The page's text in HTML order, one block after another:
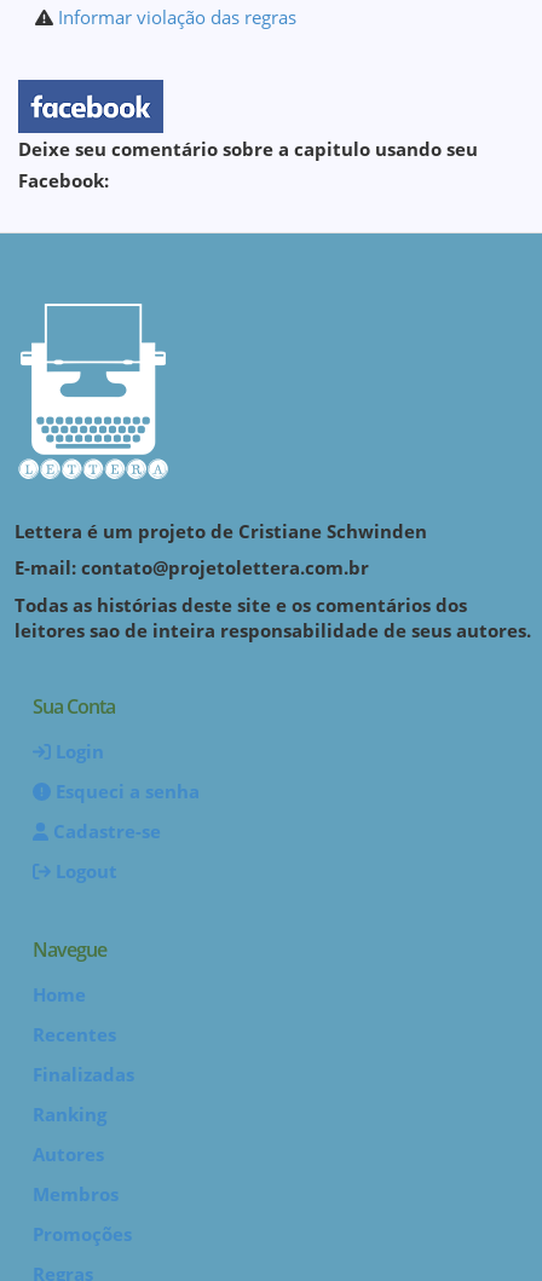
Informar violação das regras
Deixe seu comentário sobre a capitulo usando seu
Facebook:
Lettera é um projeto de Cristiane Schwinden
E-mail: contato@projetolettera.com.br
Todas as histórias deste site e os comentários dos
leitores sao de inteira responsabilidade de seus autores.
Sua Conta
Login
Esqueci a senha
Cadastre-se
Logout
Navegue
Home
Recentes
Finalizadas
Ranking
Autores
Membros
Promoções
Regras